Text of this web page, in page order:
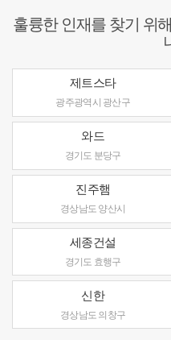
훌륭한 인재를 찾기 위
제트스타
광주광역시 광산구
와드
경기도 분당구
진주햄
경상남도 양산시
세종건설
경기도 효행구
신한
경상남도 의창구